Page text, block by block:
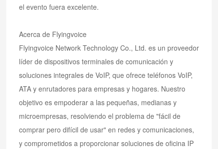
el evento fuera excelente.
Acerca de Flyingvoice
Flyingvoice Network Technology Co., Ltd. es un proveedor
líder de dispositivos terminales de comunicación y
soluciones integrales de VoIP, que ofrece teléfonos VoIP,
ATA y enrutadores para empresas y hogares. Nuestro
objetivo es empoderar a las pequeñas, medianas y
microempresas, resolviendo el problema de "fácil de
comprar pero difícil de usar" en redes y comunicaciones,
y comprometidos a proporcionar soluciones de oficina IP